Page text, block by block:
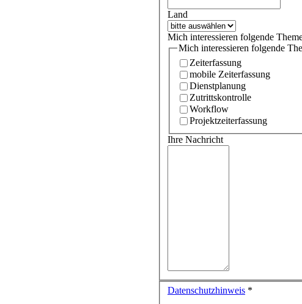
Land
Mich interessieren folgende
Mich interessieren folgende
Zeiterfassung
mobile Zeiterfassung
Dienstplanung
Zutrittskontrolle
Workflow
Projektzeiterfassung
Ihre Nachricht
Datenschutzhinweis *